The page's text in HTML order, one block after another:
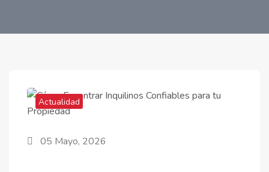
Actualidad
05 Mayo, 2026